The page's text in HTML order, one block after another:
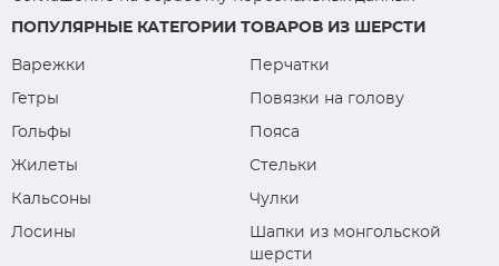
ПОПУЛЯРНЫЕ КАТЕГОРИИ ТОВАРОВ ИЗ ШЕРСТИ
Варежки
Перчатки
Гетры
Повязки на голову
Гольфы
Пояса
Жилеты
Стельки
Кальсоны
Чулки
Лосины
Шапки из монгольской
шерсти